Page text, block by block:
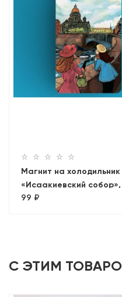
Магнит на холодильник
«Исаакиевский собор»,
коллекция
99 ₽
С ЭТИМ